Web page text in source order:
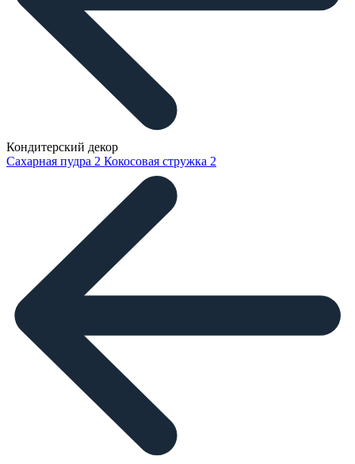
Кондитерский декор
Сахарная пудра 2 Кокосовая стружка 2